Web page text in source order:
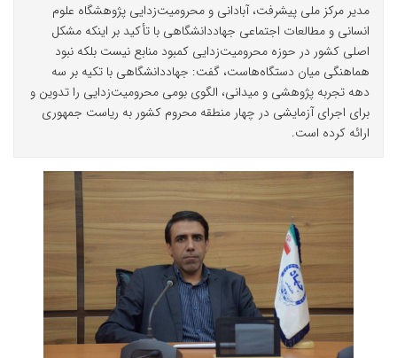
مدیر مرکز ملی پیشرفت، آبادانی و محرومیت‌زدایی پژوهشگاه علوم
انسانی و مطالعات اجتماعی جهاددانشگاهی با تأکید بر اینکه مشکل
اصلی کشور در حوزه محرومیت‌زدایی کمبود منابع نیست بلکه نبود
هماهنگی میان دستگاه‌هاست، گفت: جهاددانشگاهی با تکیه بر سه
دهه تجربه پژوهشی و میدانی، الگوی بومی محرومیت‌زدایی را تدوین و
برای اجرای آزمایشی در چهار منطقه محروم کشور به ریاست جمهوری
ارائه کرده است.